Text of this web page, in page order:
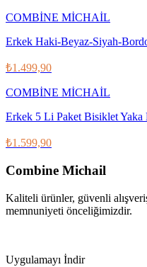
COMBİNE MİCHAİL
Erkek Haki-Beyaz-Siyah-
₺1.499,90
COMBİNE MİCHAİL
Erkek 5 Li Paket Bisiklet Yaka
₺1.599,90
Combine Michail
Kaliteli ürünler, güvenli
memnuniyeti önceliğimizdir.
Uygulamayı İndir